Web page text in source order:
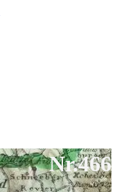
Nr.466